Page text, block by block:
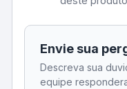
Envie sua
Descreva sua
equipe